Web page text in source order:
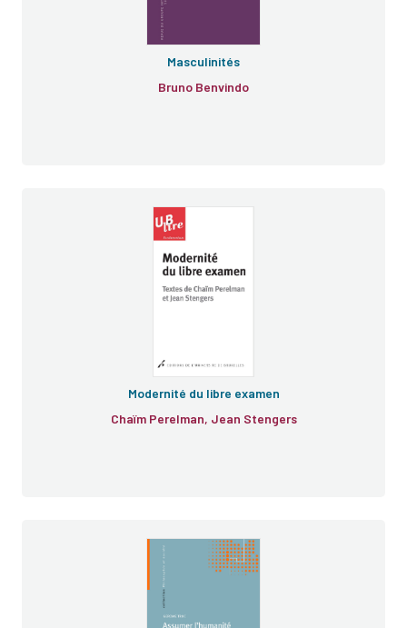
Masculinités
Bruno Benvindo
Modernité du libre examen
Chaïm Perelman, Jean Stengers
Condition de l'homme moderne